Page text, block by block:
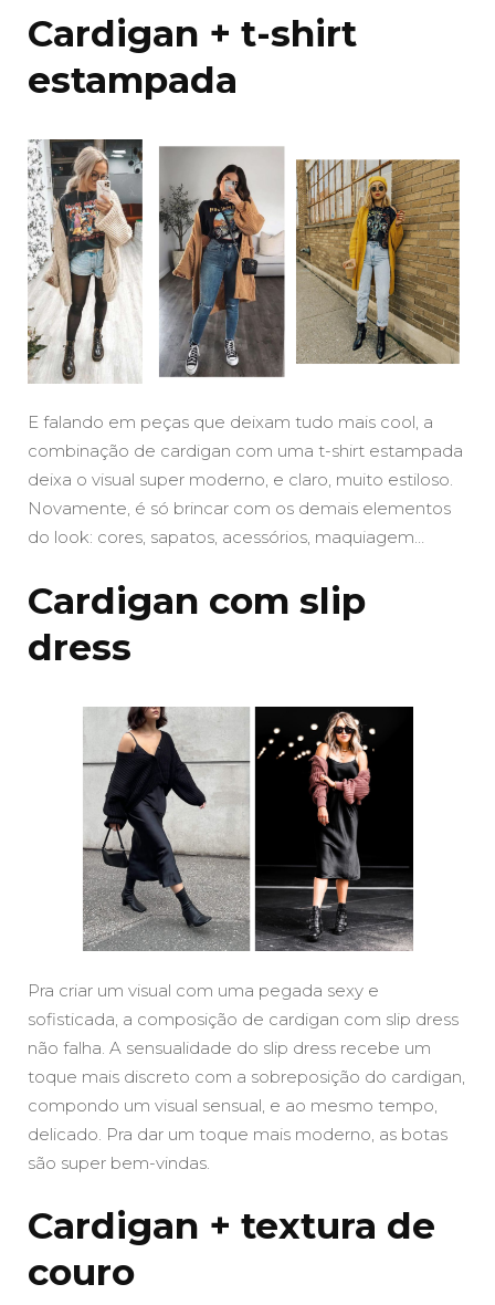
Cardigan + t-shirt
estampada
E falando em peças que deixam tudo mais cool, a
combinação de cardigan com uma t-shirt estampada
deixa o visual super moderno, e claro, muito estiloso.
Novamente, é só brincar com os demais elementos
do look: cores, sapatos, acessórios, maquiagem…
Cardigan com slip
dress
Pra criar um visual com uma pegada sexy e
sofisticada, a composição de cardigan com slip dress
não falha. A sensualidade do slip dress recebe um
toque mais discreto com a sobreposição do cardigan,
compondo um visual sensual, e ao mesmo tempo,
delicado. Pra dar um toque mais moderno, as botas
são super bem-vindas.
Cardigan + textura de
couro